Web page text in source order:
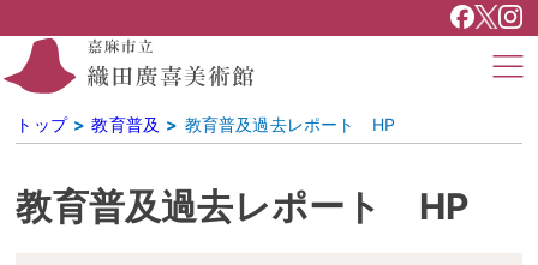
トップ 教育普及 教育普及過去レポート HP
教育普及過去レポート HP